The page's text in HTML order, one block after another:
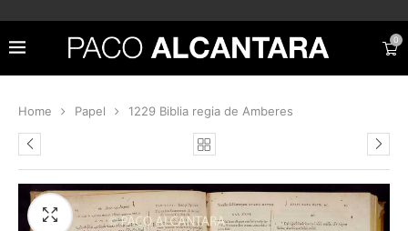
0
Home Papel 1229 Biblia regia de Amberes